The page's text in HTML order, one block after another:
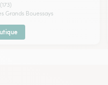
Grands Bouessays